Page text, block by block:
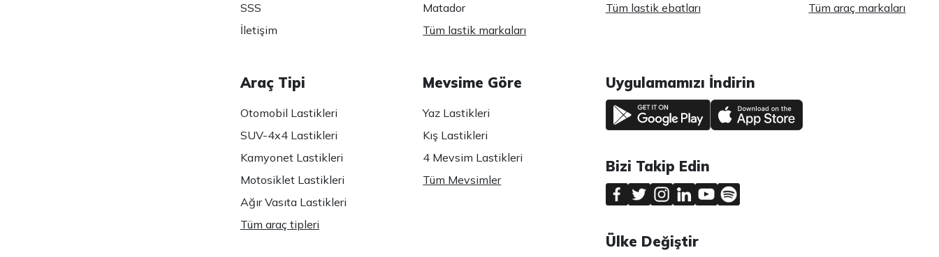
SSS
İletişim
Matador
Tüm lastik markaları
Tüm lastik ebatları
Tüm araç markaları
Araç Tipi
Otomobil Lastikleri
SUV-4x4 Lastikleri
Kamyonet Lastikleri
Motosiklet Lastikleri
Ağır Vasıta Lastikleri
Tüm araç tipleri
Mevsime Göre
Yaz Lastikleri
Kış Lastikleri
4 Mevsim Lastikleri
Tüm Mevsimler
Uygulamamızı İndirin
Bizi Takip Edin
Ülke Değiştir